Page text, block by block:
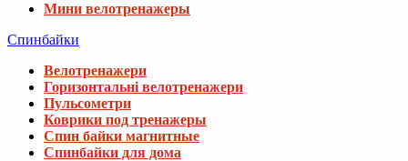
Мини велотренажеры
Спинбайки
Велотренажери
Горизонтальні велотренажери
Пульсометри
Коврики под тренажеры
Спин байки магнитные
Спинбайки для дома